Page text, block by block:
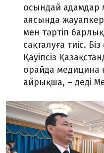
осындай адамдар
аясында
мен тәртіп
сақталуға тиіс.
Қауіпсіз
орайда медицина
айрықша, – деді